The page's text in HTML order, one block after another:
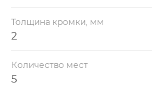
Толщина кромки, мм
2
Количество мест
5